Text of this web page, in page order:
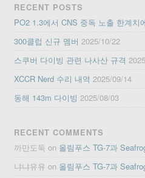
RECENT POSTS
PO2 1.3에서 CNS 중독 노출 한계치
300클럽 신규 멤버 2025/10/22
스쿠버 다이빙 관련 나사산 규격
XCCR Nerd 수리 내역 2025/09/14
동해 143m 다이빙 2025/08/03
RECENT COMMENTS
까만도둑 on 올림푸스 TG-7과
냐냐유유 on 올림푸스 TG-7과